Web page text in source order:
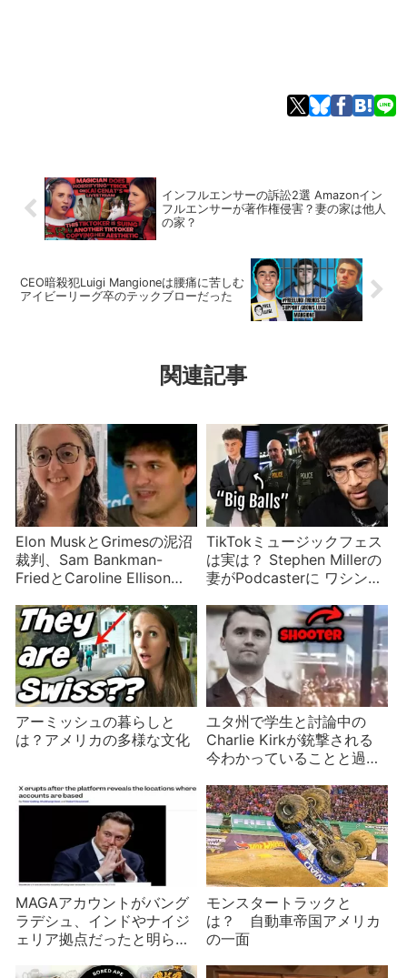
インフルエンサーの訴訟2選 Amazonイン
フルエンサーが著作権侵害？妻の家は他人
の家？
CEO暗殺犯Luigi Mangioneは腰痛に苦しむ
アイビーリーグ卒のテックブローだった
関連記事
Elon MuskとGrimesの泥沼
裁判、Sam Bankman-
FriedとCaroline Ellisonの
Caseyの隠れた苦闘、三つ
のおかしなカップルのお話
TikTokミュージックフェス
は実は？ Stephen Millerの
妻がPodcasterに ワシント
ど米国政治ニュース
アーミッシュの暮らしと
は？アメリカの多様な文化
ユタ州で学生と討論中の
Charlie Kirkが銃撃される
今わかっていることと過去
MAGAアカウントがバング
ラデシュ、インドやナイジ
ェリア拠点だったと明らか
モンスタートラックと
は？ 自動車帝国アメリカ
の一面